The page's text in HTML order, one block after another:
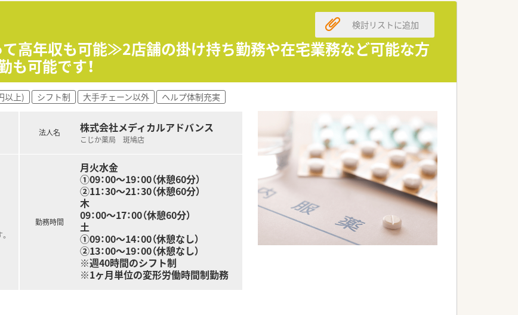
指導を行っていただき、患者様の食から介護までを幅広くサポートしていただきます。
め、幅広い全科目の調剤スキルをバランスよく磨いていくことが可能な環境です。
セルフメディケーションに貢献するためのOTC医薬品の相談対応なども担当します。
ートシステムなど、薬剤師が安心して働けるよう最新の機械設備が導入されています。
レット端末が設置されており、対物業務を効率化して丁寧な指導に集中できます。
り、1人薬剤師の店舗でもダブルチェックによりミスを防ぐ仕組みが確立しています。
て高年収も可能≫2店舗の掛け持ち勤務や在宅業務など可能な方
も可能です！
検討リストに追加
以上) シフト制 大手チェーン以外 ヘルプ体制充実
法人名 株式会社メディカルアドバンス
こじか薬局 斑鳩店
勤務時間
月火水金
①09：00～19：00（休憩60分）
②11：30～21：30（休憩60分）
木
09：00～17：00（休憩60分）
土
①09：00～14：00（休憩なし）
②13：00～19：00（休憩なし）
※週40時間のシフト制
※1ヶ月単位の変形労働時間制勤務